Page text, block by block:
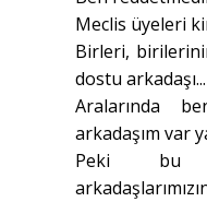
Meclis üyeleri
Birleri,
dostu arkadaşı...
Aralarında
arkadaşım var
Peki bu